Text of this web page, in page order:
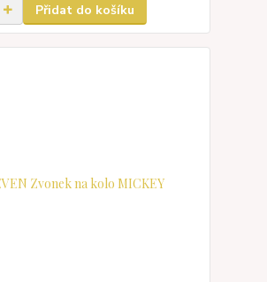
Přidat do košíku